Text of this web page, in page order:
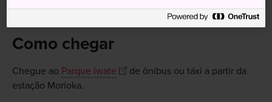
Como chegar
Chegue ao Parque Iwate
de ônibus ou táxi a partir da
estação Morioka.